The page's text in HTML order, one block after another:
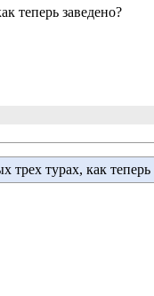
теперь заведено?
турах, как теперь